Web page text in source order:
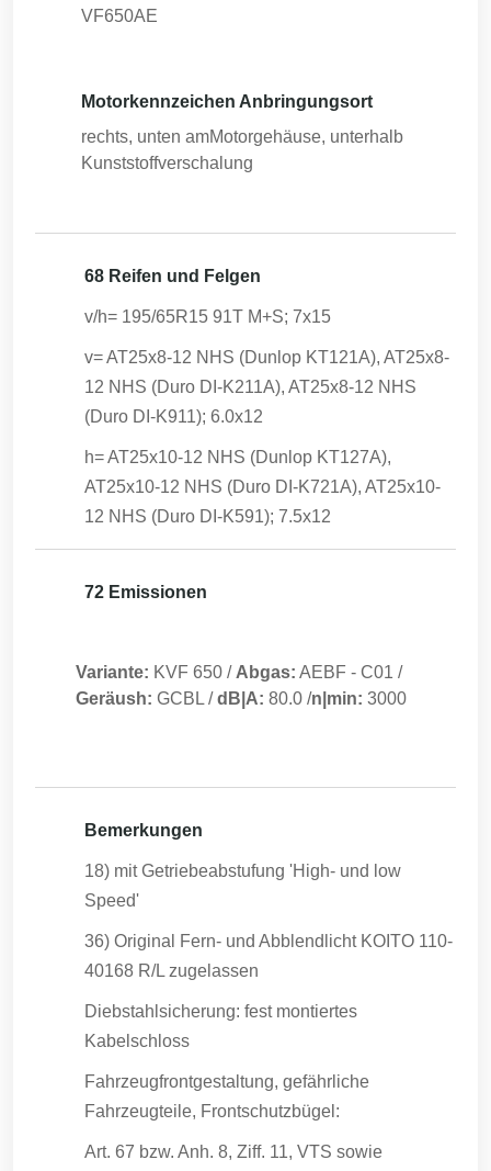
VF650AE
Motorkennzeichen Anbringungsort
rechts, unten amMotorgehäuse, unterhalb
Kunststoffverschalung
68 Reifen und Felgen
v/h= 195/65R15 91T M+S; 7x15
v= AT25x8-12 NHS (Dunlop KT121A), AT25x8-
12 NHS (Duro DI-K211A), AT25x8-12 NHS
(Duro DI-K911); 6.0x12
h= AT25x10-12 NHS (Dunlop KT127A),
AT25x10-12 NHS (Duro DI-K721A), AT25x10-
12 NHS (Duro DI-K591); 7.5x12
72 Emissionen
Variante: KVF 650 / Abgas: AEBF - C01 /
Geräush: GCBL /dB|A: 80.0 /n|min: 3000
Bemerkungen
18) mit Getriebeabstufung 'High- und low
Speed'
36) Original Fern- und Abblendlicht KOITO 110-
40168 R/L zugelassen
Diebstahlsicherung: fest montiertes
Kabelschloss
Fahrzeugfrontgestaltung, gefährliche
Fahrzeugteile, Frontschutzbügel:
Art. 67 bzw. Anh. 8, Ziff. 11, VTS sowie